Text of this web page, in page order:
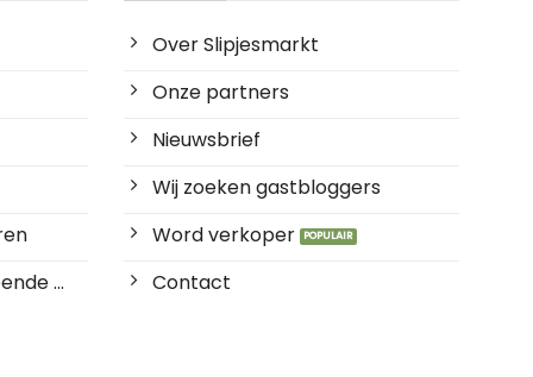
...
Over Slipjesmarkt
Onze partners
Nieuwsbrief
Wij zoeken gastbloggers
Word verkoper
Contact